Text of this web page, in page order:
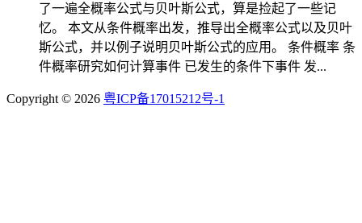
了一遍全概率公式与贝叶斯公式，算是捡起了一些记
忆。 本文从条件概率出发，推导出全概率公式以及贝叶
斯公式，并以例子说明贝叶斯公式的应用。 条件概率 条
件概率研究如何计算事件 已发生的条件下事件 发...
Copyright © 2026 粤ICP备17015212号-1